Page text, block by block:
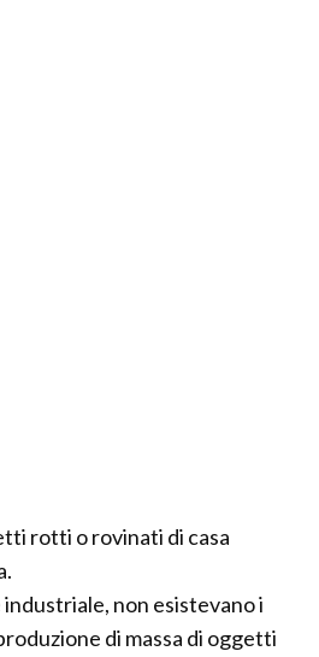
rotti o rovinati di casa
non esistevano i
di massa di oggetti